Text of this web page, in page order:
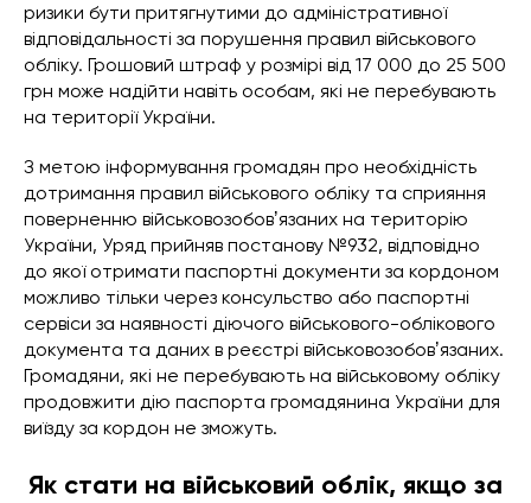
ризики бути притягнутими до адміністративної
відповідальності за порушення правил військового
обліку. Грошовий штраф у розмірі від 17 000 до 25 500
грн може надійти навіть особам, які не перебувають
на території України.
З метою інформування громадян про необхідність
дотримання правил військового обліку та сприяння
поверненню військовозобовʼязаних на територію
України, Уряд прийняв постанову №932, відповідно
до якої отримати паспортні документи за кордоном
можливо тільки через консульство або паспортні
сервіси за наявності діючого військового-облікового
документа та даних в реєстрі військовозобовʼязаних.
Громадяни, які не перебувають на військовому обліку
продовжити дію паспорта громадянина України для
виїзду за кордон не зможуть.
Як стати на військовий облік, якщо за